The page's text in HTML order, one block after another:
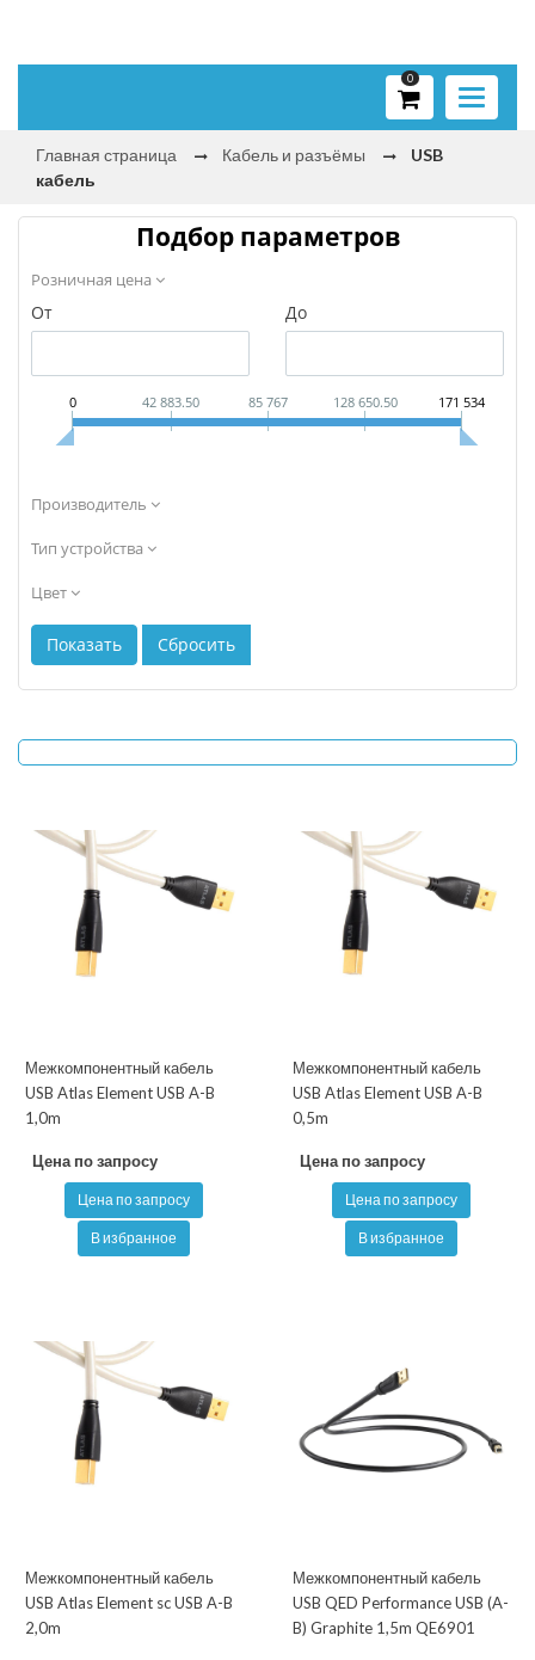
Toggle
0
Главная страница Кабель и разъёмы
USB
кабель
Подбор параметров
Розничная цена
От До
0 42 883.50 85 767 128 650.50 171 534
Производитель
Тип устройства
Цвет
Межкомпонентный кабель
USB Atlas Element USB A-B
1,0m
Цена по запросу
Цена по запросу
В избранное
Межкомпонентный кабель
USB Atlas Element USB A-B
0,5m
Цена по запросу
Цена по запросу
В избранное
Межкомпонентный кабель
USB Atlas Element sc USB A-B
2,0m
Межкомпонентный кабель
USB QED Performance USB (A-
B) Graphite 1,5m QE6901